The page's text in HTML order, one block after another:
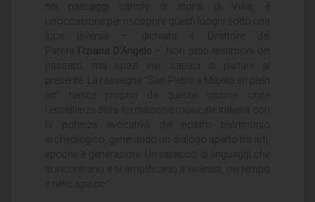
nei paesaggi carichi di storia di Velia, è
un’occasione per riscoprire questi luoghi sotto una
luce diversa – dichiara il Direttore dei
Parchi, Tiziana D’Angelo – Non solo testimoni del
passato, ma spazi vivi, capaci di parlare al
presente. La rassegna “San Pietro a Majella en plein
air” nasce proprio da questa visione: unire
l’eccellenza della formazione musicale italiana con
la potenza evocativa del nostro patrimonio
archeologico, generando un dialogo aperto tra arti,
epoche e generazioni. Un intreccio di linguaggi che
si incontrano e si amplificano a vicenda, nel tempo
e nello spazio.”